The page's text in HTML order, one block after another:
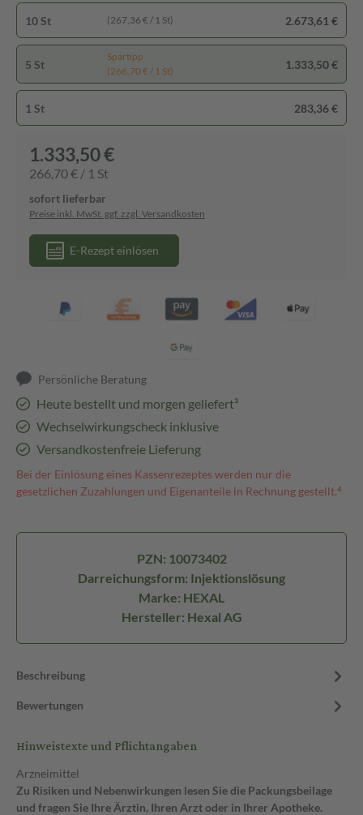
10 St (267,36 € / 1 St) 2.673,61 €
5 St
Spartipp
(266,70 € / 1 St)
1.333,50 €
1 St 283,36 €
1.333,50 €
266,70 € / 1 St
sofort lieferbar
Preise inkl. MwSt. ggf. zzgl. Versandkosten
E-Rezept einlösen
Persönliche Beratung
Heute bestellt und morgen geliefert³
Wechselwirkungscheck inklusive
Versandkostenfreie Lieferung
Bei der Einlösung eines Kassenrezeptes werden nur die
gesetzlichen Zuzahlungen und Eigenanteile in Rechnung gestellt.⁴
PZN: 10073402
Darreichungsform: Injektionslösung
Marke: HEXAL
Hersteller: Hexal AG
Beschreibung
Bewertungen
Hinweistexte und Pflichtangaben
Arzneimittel
Zu Risiken und Nebenwirkungen lesen Sie die Packungsbeilage
und fragen Sie Ihre Ärztin, Ihren Arzt oder in Ihrer Apotheke.